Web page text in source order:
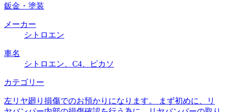
鈑金・塗装
メーカー
シトロエン
車名
シトロエン、C4、ピカソ
カテゴリー
左リヤ廻り損傷でのお預かりになります。 まず初めに、リ